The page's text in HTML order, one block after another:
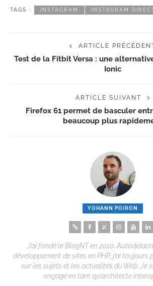
TAGS : INSTAGRAM INSTAGRAM
ARTICLE
Test de la Fitbit Versa : une
Ionic
ARTICLE SUIVANT
Firefox 61 permet de basculer
beaucoup plus
YOHANN POIRON
J’ai fondé le BlogNT en 2010.
développement de sites en PHP, j’ai toujours
sur les sujets et les actualités du Web. Je
engagé en tant qu’architecte